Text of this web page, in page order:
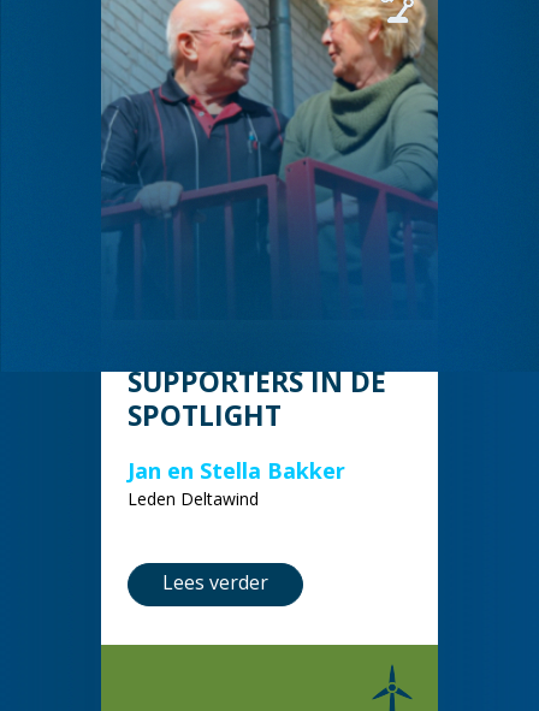
SUPPORTERS IN DE
SPOTLIGHT
Jan en Stella Bakker
Leden Deltawind
Lees verder